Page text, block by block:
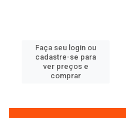
Faça seu login ou
cadastre-se para
ver preços e
comprar